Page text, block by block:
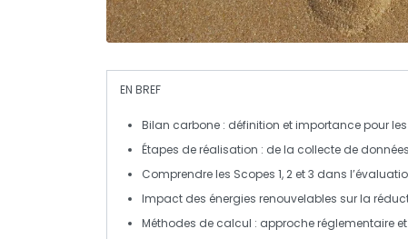
EN BREF
Bilan carbone : définition et importance pour les
Étapes de réalisation : de la collecte de données
Comprendre les Scopes 1, 2 et 3 dans
Impact des énergies renouvelables sur la
Méthodes de calcul : approche réglementaire et